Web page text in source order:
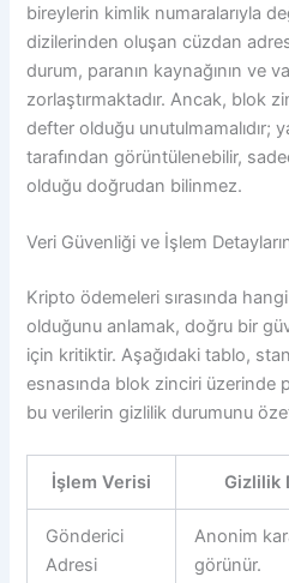
bireylerin kimlik numaralarıyla
dizilerinden oluşan cüzdan
durum, paranın kaynağının ve
zorlaştırmaktadır. Ancak, blok
defter olduğu unutulmamalıdır;
tarafından görüntülenebilir,
olduğu doğrudan bilinmez.
Veri Güvenliği ve İşlem
Kripto ödemeleri sırasında
olduğunu anlamak, doğru bir
için kritiktir. Aşağıdaki tablo,
esnasında blok zinciri üzerinde
bu verilerin gizlilik durumunu
İşlem Verisi Gizlilik
Gönderici
Adresi
Anonim
görünür.